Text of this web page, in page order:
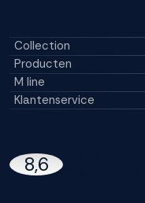
Collection
Producten
M line
Klantenservice
8,6